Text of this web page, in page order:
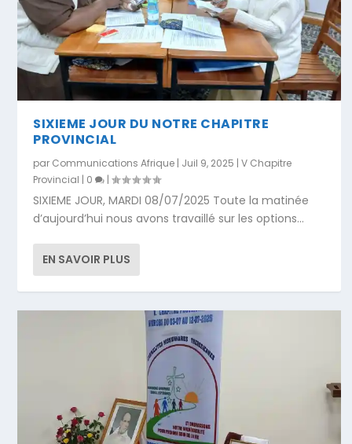
SIXIEME JOUR DU NOTRE CHAPITRE
PROVINCIAL
par Communications Afrique | Juil 9, 2025 |V Chapitre
Provincial | 0 |
SIXIEME JOUR, MARDI 08/07/2025 Toute la matinée
d’aujourd’hui nous avons travaillé sur les options...
EN SAVOIR PLUS